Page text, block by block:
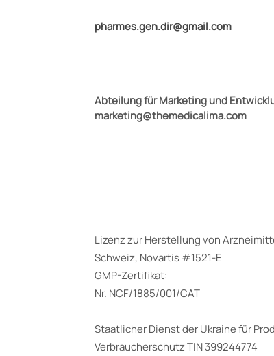
pharmes.gen.dir@gmail.com
Abteilung für Marketing und
marketing@themedicalima.com
Lizenz zur Herstellung von
Schweiz, Novartis #1521-E
GMP-Zertifikat:
Nr. NCF/1885/001/CAT
Staatlicher Dienst der Ukraine für
Verbraucherschutz TIN 399244774